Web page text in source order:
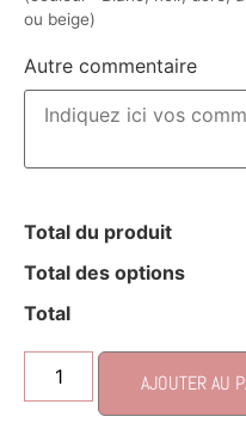
ou beige)
Autre commentaire
Total du produit
Total des options
Total
AJOUTER AU